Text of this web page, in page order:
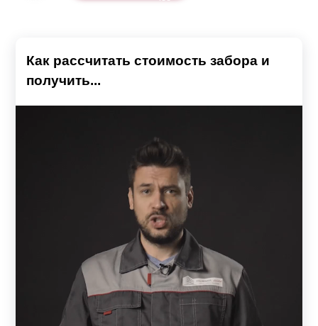
Как рассчитать стоимость забора и
получить...